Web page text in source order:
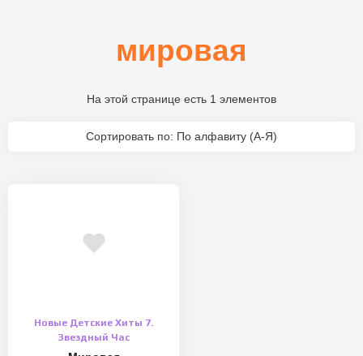
мировая
Сортировать по: По алфавиту (А-Я)
На этой странице есть 1 элементов
Новые Детские Хиты 7.
Звездный Час